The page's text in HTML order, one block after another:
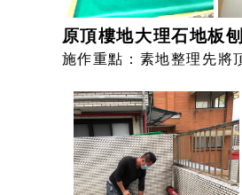
原頂樓地大理石地板
施作重點：素地整理先將